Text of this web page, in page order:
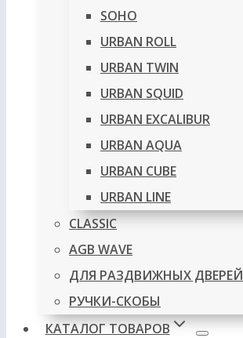
SOHO
URBAN ROLL
URBAN TWIN
URBAN SQUID
URBAN EXCALIBUR
URBAN AQUA
URBAN CUBE
URBAN LINE
CLASSIC
AGB WAVE
ДЛЯ РАЗДВИЖНЫХ ДВЕРЕЙ
РУЧКИ-СКОБЫ
КАТАЛОГ ТОВАРОВ